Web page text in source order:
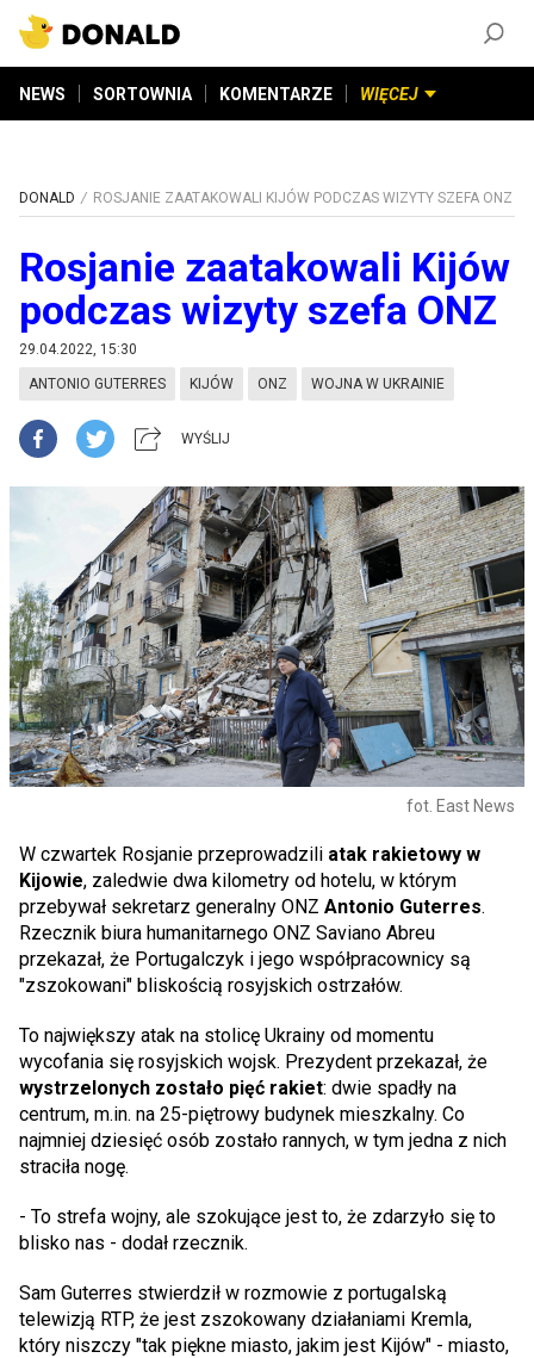
NEWS SORTOWNIA KOMENTARZE WIĘCEJ
DONALD ROSJANIE ZAATAKOWALI KIJÓW PODCZAS WIZYTY SZEFA ONZ
Rosjanie zaatakowali Kijów
podczas wizyty szefa ONZ
29.04.2022, 15:30
ANTONIO GUTERRES KIJÓW ONZ WOJNA W UKRAINIE
WYŚLIJ
fot. East News
W czwartek Rosjanie przeprowadzili atak rakietowy w
Kijowie, zaledwie dwa kilometry od hotelu, w którym
przebywał sekretarz generalny ONZ Antonio Guterres.
Rzecznik biura humanitarnego ONZ Saviano Abreu
przekazał, że Portugalczyk i jego współpracownicy są
"zszokowani" bliskością rosyjskich ostrzałów.
To największy atak na stolicę Ukrainy od momentu
wycofania się rosyjskich wojsk. Prezydent przekazał, że
wystrzelonych zostało pięć rakiet: dwie spadły na
centrum, m.in. na 25-piętrowy budynek mieszkalny. Co
najmniej dziesięć osób zostało rannych, w tym jedna z nich
straciła nogę.
- To strefa wojny, ale szokujące jest to, że zdarzyło się to
blisko nas - dodał rzecznik.
Sam Guterres stwierdził w rozmowie z portugalską
telewizją RTP, że jest zszokowany działaniami Kremla,
który niszczy "tak piękne miasto, jakim jest Kijów" - miasto,